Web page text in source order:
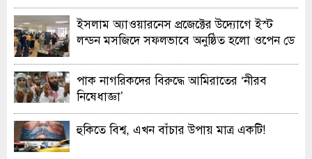
ইসলাম অ্যাওয়ারনেস প্রজেক্টের উদ্যোগে ইস্ট
লন্ডন মসজিদে সফলভাবে অনুষ্ঠিত হলো ওপেন ডে
পাক নাগরিকদের বিরুদ্ধে আমিরাতের ‘নীরব
নিষেধাজ্ঞা’
হুকিতে বিশ্ব, এখন বাঁচার উপায় মাত্র একটি!